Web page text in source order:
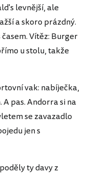
levnější, ale
a skoro prázdný.
Vítěz: Burger
u stolu, takže
vak: nabíječka,
pas. Andorra si na
se zavazadlo
jen s
ty davy z